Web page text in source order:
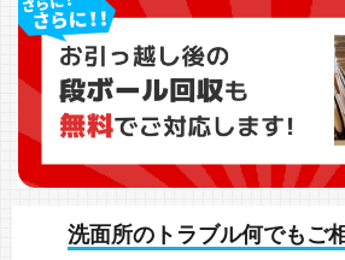
洗面所のトラブル何でもご